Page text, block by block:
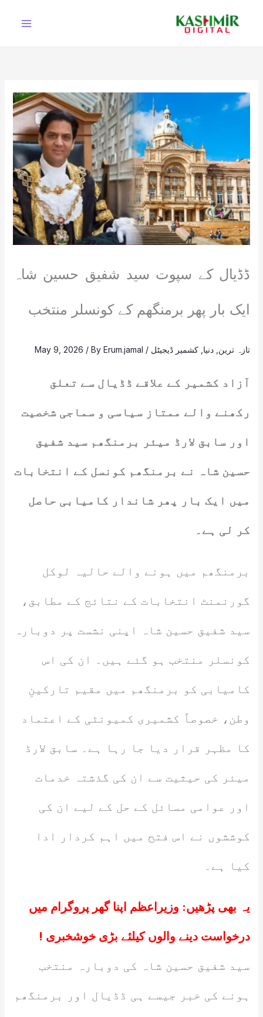
ڈڈیال کے سپوت سید شفیق حسین شاہ
ایک بار پھر برمنگھم کے کونسلر منتخب
تازہ ترین دنیا کشمیر ڈیجیٹل /
May 9, 2026 / ByErum.jamal
آزاد کشمیر کے علاقے ڈڈیال سے تعلق
رکھنے والے ممتاز سیاسی و سماجی شخصیت
اور سابق لارڈ میئر برمنگھم سید شفیق
حسین شاہ نے برمنگھم کونسل کے انتخابات
میں ایک بار پھر شاندار کامیابی حاصل
کر لی ہے۔
برمنگھم میں ہونے والے حالیہ لوکل
گورنمنٹ انتخابات کے نتائج کے مطابق،
سید شفیق حسین شاہ اپنی نشست پر دوبارہ
کونسلر منتخب ہو گئے ہیں۔ ان کی اس
کامیابی کو برمنگھم میں مقیم تارکینِ
وطن، خصوصاً کشمیری کمیونٹی کے اعتماد
کا مظہر قرار دیا جا رہا ہے۔ سابق لارڈ
میئر کی حیثیت سے ان کی گذشتہ خدمات
اور عوامی مسائل کے حل کے لیے ان کی
کوششوں نے اس فتح میں اہم کردار ادا
کیا ہے۔
یہ بھی پڑھیں: وزیراعظم اپنا گھر پروگرام میں
درخواست دینے والوں کیلئے بڑی خوشخبری !
سید شفیق حسین شاہ کی دوبارہ منتخب
ہونے کی خبر جیسے ہی ڈڈیال اور برمنگھم